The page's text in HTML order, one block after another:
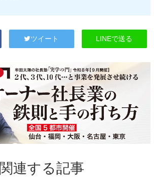
ツイート LINEで送る
関連する記事